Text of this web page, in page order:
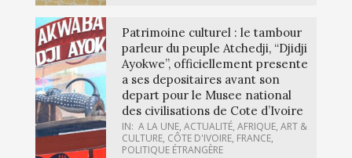
Patrimoine culturel : le tambour
parleur du peuple Atchedji, “Djidji
Ayokwe”, officiellement presente
a ses depositaires avant son
depart pour le Musee national
des civilisations de Cote d’Ivoire
IN: A LA UNE, ACTUALITÉ, AFRIQUE, ART &
CULTURE, CÔTE D'IVOIRE, FRANCE,
POLITIQUE ÉTRANGÈRE